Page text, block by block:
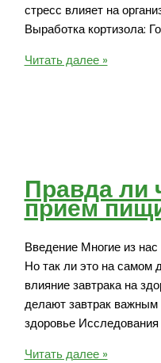
стресс влияет на
Выработка кортизола:
Как
с
бороться
Читать далее »
Правда ли
прием
Введение Многие из
Но так ли это на самом
влияние завтрака на
делают завтрак важным
здоровье
Правда
Читать далее »